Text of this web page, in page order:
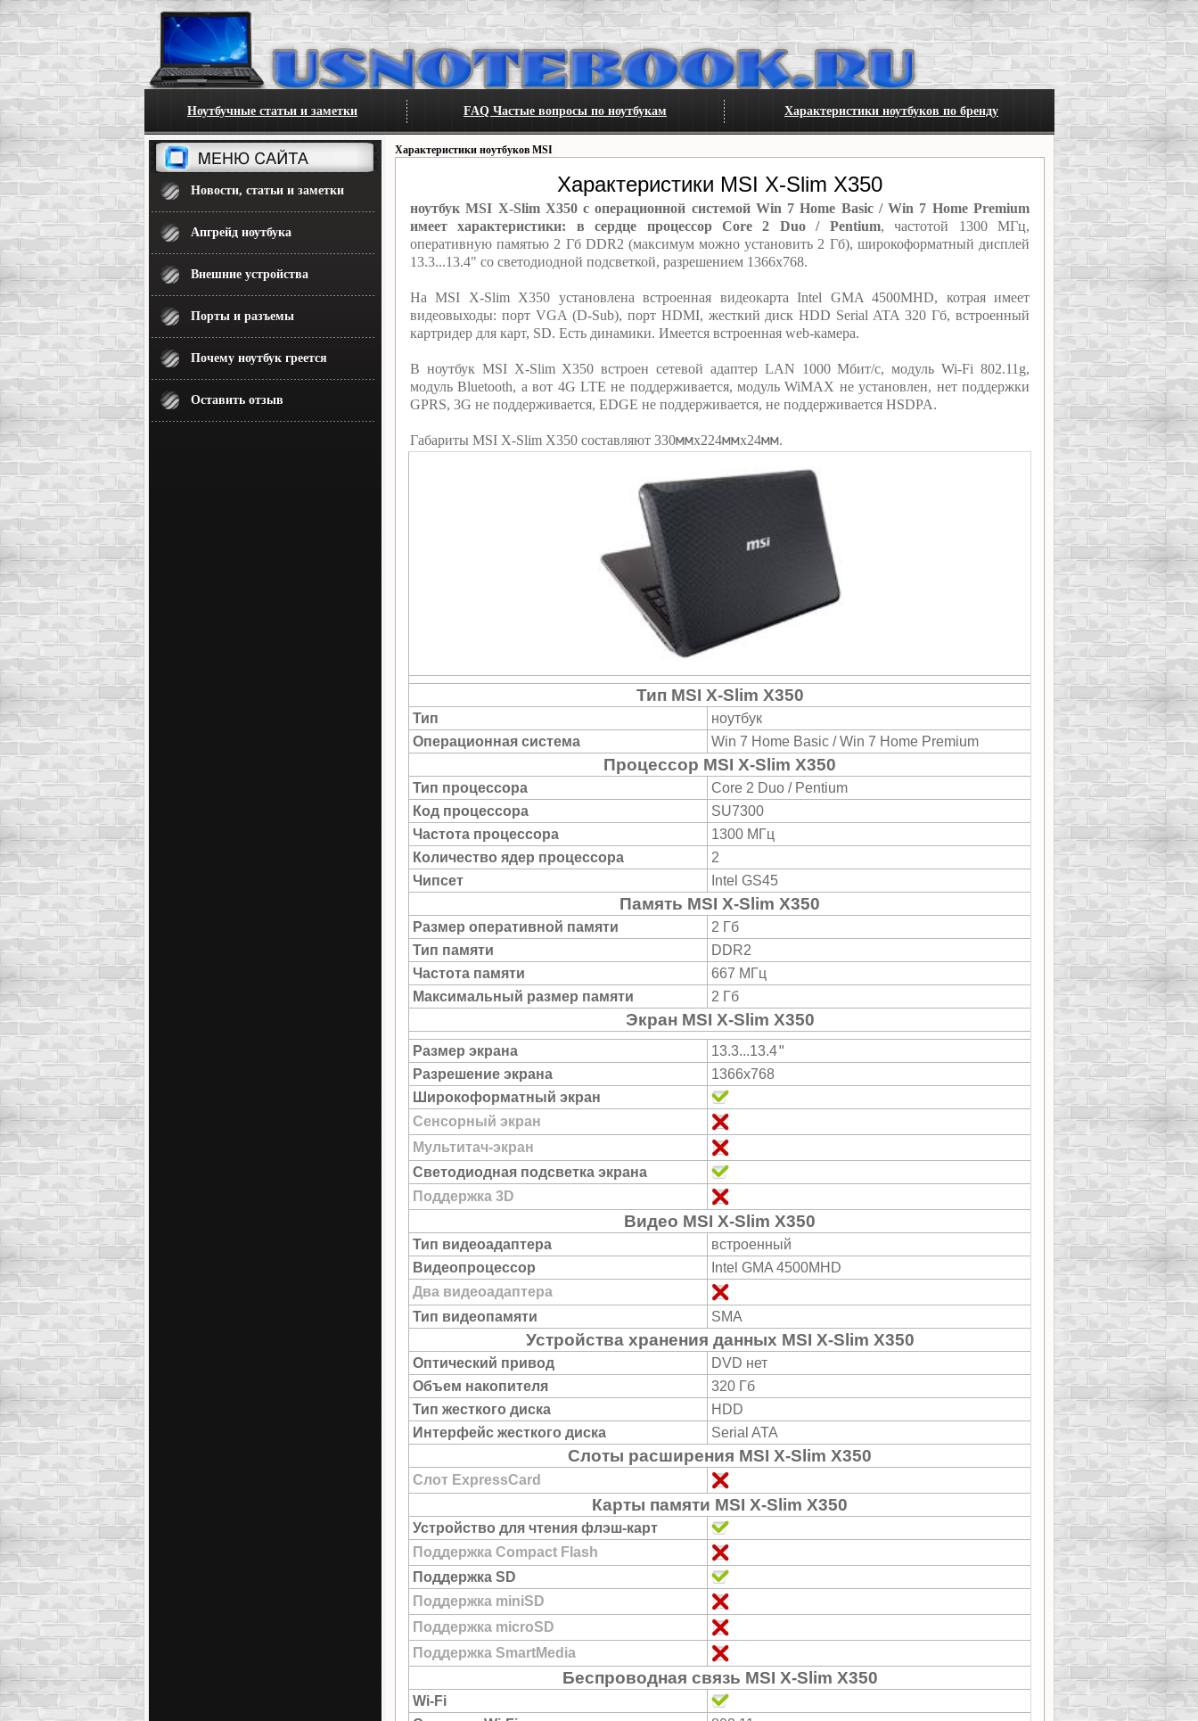
Ноутбучные статьи и заметки FAQ Частые вопросы по ноутбукам Характеристики ноутбуков по бренду
Новости, статьи и заметки
Апгрейд ноутбука
Внешние устройства
Порты и разъемы
Почему ноутбук греется
Оставить отзыв
Характеристики ноутбуков MSI
Характеристики MSI X-Slim X350
ноутбук MSI X-Slim X350 с операционной системой Win 7 Home Basic / Win 7 Home Premium
имеет характеристики: в сердце процессор Core 2 Duo / Pentium, частотой 1300 МГц,
оперативную памятью 2 Гб DDR2 (максимум можно установить 2 Гб), широкоформатный дисплей
13.3...13.4" со светодиодной подсветкой, разрешением 1366x768.
На MSI X-Slim X350 установлена встроенная видеокарта Intel GMA 4500MHD, котрая имеет
видеовыходы: порт VGA (D-Sub), порт HDMI, жесткий диск HDD Serial ATA 320 Гб, встроенный
картридер для карт, SD. Есть динамики. Имеется встроенная web-камера.
В ноутбук MSI X-Slim X350 встроен сетевой адаптер LAN 1000 Мбит/с, модуль Wi-Fi 802.11g,
модуль Bluetooth, а вот 4G LTE не поддерживается, модуль WiMAX не установлен, нет поддержки
GPRS, 3G не поддерживается, EDGE не поддерживается, не поддерживается HSDPA.
Габариты MSI X-Slim X350 составляют 330ммх224ммх24мм.
Тип MSI X-Slim X350
Тип
ноутбук
Операционная система
Win 7 Home Basic / Win 7 Home Premium
Процессор MSI X-Slim X350
Тип процессора
Core 2 Duo / Pentium
Код процессора
SU7300
Частота процессора
1300 МГц
Количество ядер процессора
2
Чипсет
Intel GS45
Память MSI X-Slim X350
Размер оперативной памяти
2 Гб
Тип памяти
DDR2
Частота памяти
667 МГц
Максимальный размер памяти
2 Гб
Экран MSI X-Slim X350
Размер экрана 13.3...13.4"
Разрешение экрана
1366x768
Широкоформатный экран
Сенсорный экран
Мультитач-экран
Светодиодная подсветка экрана
Поддержка 3D
Видео MSI X-Slim X350
Тип видеоадаптера
встроенный
Видеопроцессор
Intel GMA 4500MHD
Два видеоадаптера
Тип видеопамяти
SMA
Устройства хранения данных MSI X-Slim X350
Оптический привод
DVD нет
Объем накопителя
320 Гб
Тип жесткого диска
HDD
Интерфейс жесткого диска
Serial ATA
Слоты расширения MSI X-Slim X350
Слот ExpressCard
Карты памяти MSI X-Slim X350
Устройство для чтения флэш-карт
Поддержка Compact Flash
Поддержка SD
Поддержка miniSD
Поддержка microSD
Поддержка SmartMedia
Беспроводная связь MSI X-Slim X350
Wi-Fi